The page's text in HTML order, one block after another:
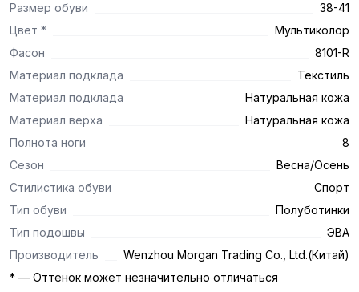
Размер обуви
38-41
Цвет *
Мультиколор
Фасон
8101-R
Материал подклада
Текстиль
Материал подклада
Натуральная кожа
Материал верха
Натуральная кожа
Полнота ноги
8
Сезон
Весна/Осень
Стилистика обуви
Спорт
Тип обуви
Полуботинки
Тип подошвы
ЭВА
Производитель
Wenzhou Morgan Trading Co., Ltd.(Китай)
* — Оттенок может незначительно отличаться